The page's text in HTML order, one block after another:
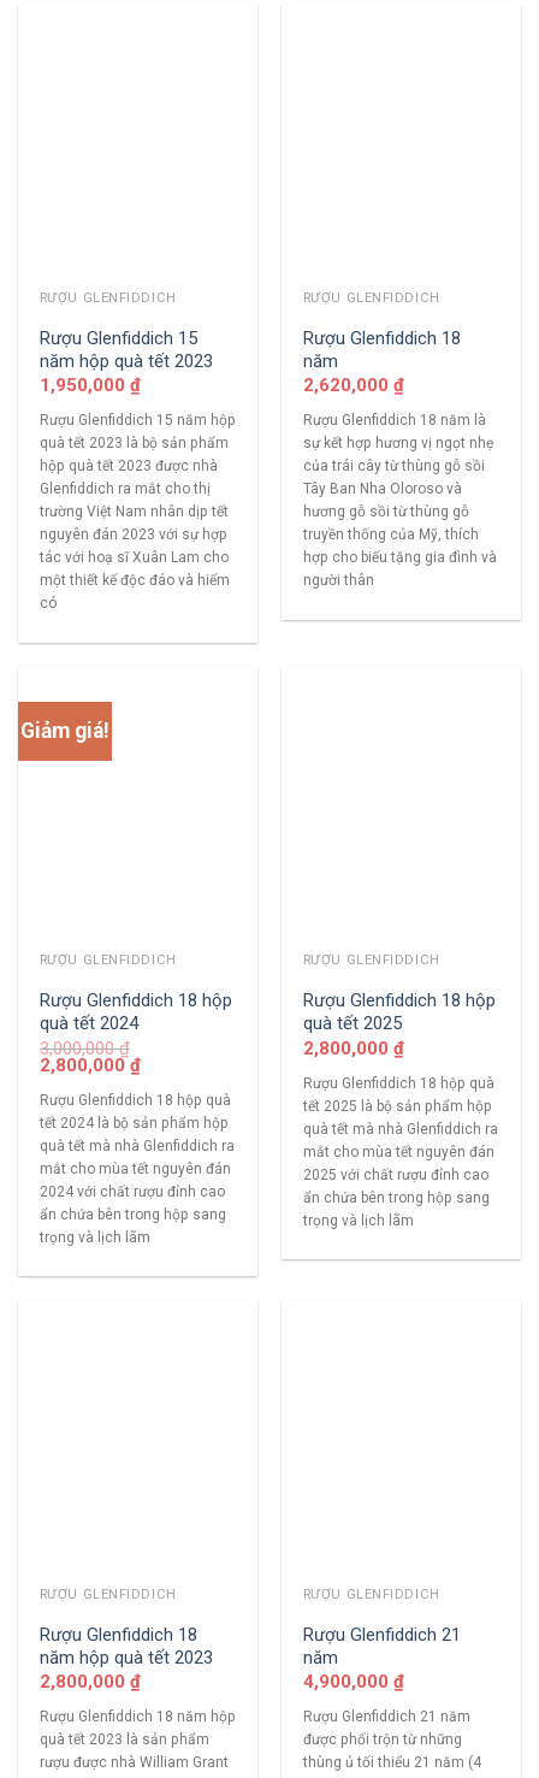
RƯỢU GLENFIDDICH
Rượu Glenfiddich 15
năm hộp quà tết 2023
1,950,000 ₫
Rượu Glenfiddich 15 năm hộp
quà tết 2023 là bộ sản phẩm
hộp quà tết 2023 được nhà
Glenfiddich ra mắt cho thị
trường Việt Nam nhân dịp tết
nguyên đán 2023 với sự hợp
tác với hoạ sĩ Xuân Lam cho
một thiết kế độc đáo và hiếm
có
RƯỢU GLENFIDDICH
Rượu Glenfiddich 18
năm
2,620,000 ₫
Rượu Glenfiddich 18 năm là
sự kết hợp hương vị ngọt nhẹ
của trái cây từ thùng gỗ sồi
Tây Ban Nha Oloroso và
hương gỗ sồi từ thùng gỗ
truyền thống của Mỹ, thích
hợp cho biếu tặng gia đình và
người thân
Giảm giá!
RƯỢU GLENFIDDICH
Rượu Glenfiddich 18 hộp
quà tết 2024
3,000,000₫
2,800,000₫
Rượu Glenfiddich 18 hộp quà
tết 2024 là bộ sản phẩm hộp
quà tết mà nhà Glenfiddich ra
mắt cho mùa tết nguyên đán
2024 với chất rượu đỉnh cao
ẩn chứa bên trong hộp sang
trọng và lịch lãm
RƯỢU GLENFIDDICH
Rượu Glenfiddich 18 hộp
quà tết 2025
2,800,000 ₫
Rượu Glenfiddich 18 hộp quà
tết 2025 là bộ sản phẩm hộp
quà tết mà nhà Glenfiddich ra
mắt cho mùa tết nguyên đán
2025 với chất rượu đỉnh cao
ẩn chứa bên trong hộp sang
trọng và lịch lãm
RƯỢU GLENFIDDICH
Rượu Glenfiddich 18
năm hộp quà tết 2023
2,800,000 ₫
Rượu Glenfiddich 18 năm hộp
quà tết 2023 là sản phẩm
rượu được nhà William Grant
RƯỢU GLENFIDDICH
Rượu Glenfiddich 21
năm
4,900,000 ₫
Rượu Glenfiddich 21 năm
được phối trộn từ những
thùng ủ tối thiểu 21 năm (4